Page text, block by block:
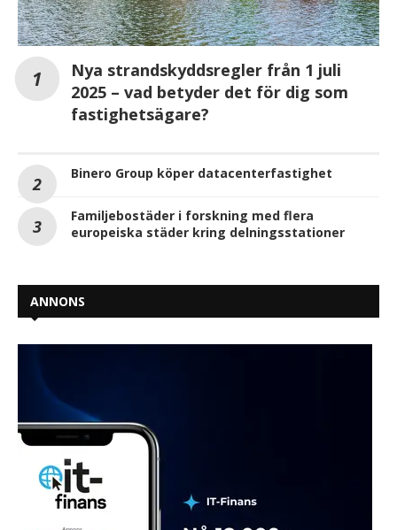
Nya strandskyddsregler från 1 juli
2025 – vad betyder det för dig som
fastighetsägare?
Binero Group köper datacenterfastighet
Familjebostäder i forskning med flera
europeiska städer kring delningsstationer
ANNONS